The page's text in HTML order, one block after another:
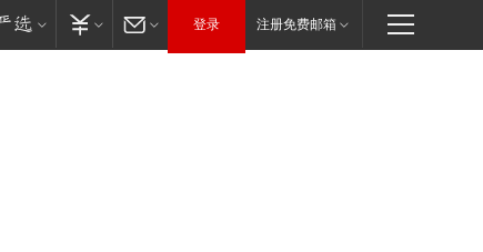
登录 注册免费邮箱